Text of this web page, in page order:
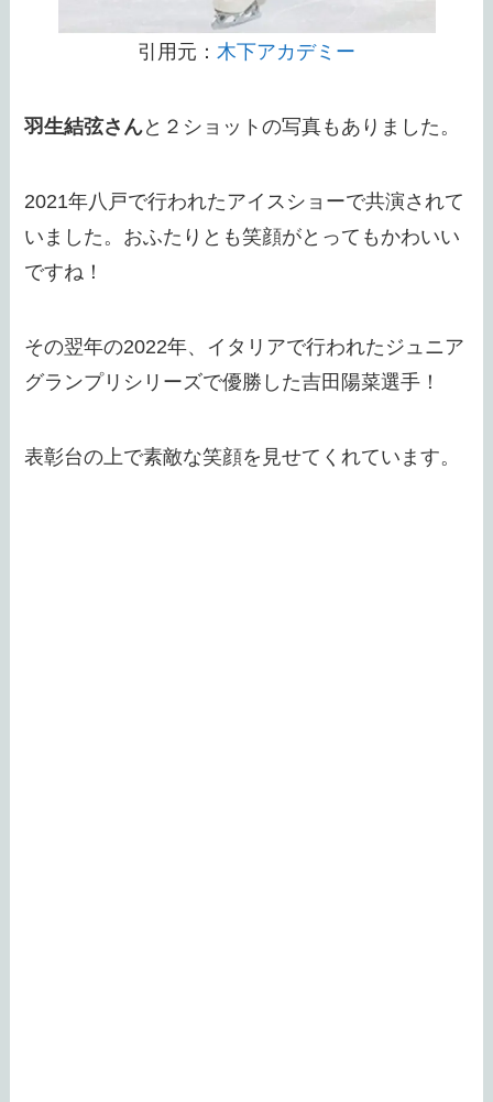
引用元： 木下アカデミー
羽生結弦さんと２ショットの写真もありました。
2021年八戸で行われたアイスショーで共演されて
いました。おふたりとも笑顔がとってもかわいい
ですね！
その翌年の2022年、イタリアで行われたジュニア
グランプリシリーズで優勝した吉田陽菜選手！
表彰台の上で素敵な笑顔を見せてくれています。